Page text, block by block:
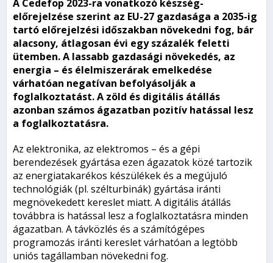
A Cedefop 2023-ra vonatkozó készség-
előrejelzése szerint az EU-27 gazdasága a 2035-ig
tartó előrejelzési időszakban növekedni fog, bár
alacsony, átlagosan évi egy százalék feletti
ütemben. A lassabb gazdasági növekedés, az
energia – és élelmiszerárak emelkedése
várhatóan negatívan befolyásolják a
foglalkoztatást. A zöld és digitális átállás
azonban számos ágazatban pozitív hatással lesz
a foglalkoztatásra.
Az elektronika, az elektromos – és a gépi
berendezések gyártása ezen ágazatok közé tartozik
az energiatakarékos készülékek és a megújuló
technológiák (pl. szélturbinák) gyártása iránti
megnövekedett kereslet miatt. A digitális átállás
továbbra is hatással lesz a foglalkoztatásra minden
ágazatban. A távközlés és a számítógépes
programozás iránti kereslet várhatóan a legtöbb
uniós tagállamban növekedni fog.